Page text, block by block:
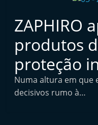
a
i
n
ZAPHIRO
produtos
proteção
Numa altura em que
decisivos rumo à…